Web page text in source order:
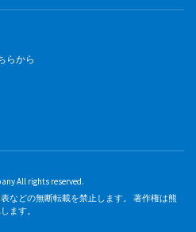
らから
All rights reserved.
などの無断転載を禁止します。 著作権は熊
ます。